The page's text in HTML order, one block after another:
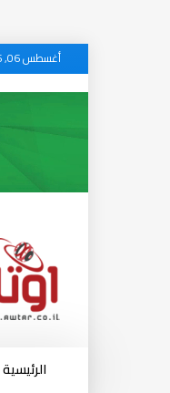
أغسطس 06, 2026
الرئيسية